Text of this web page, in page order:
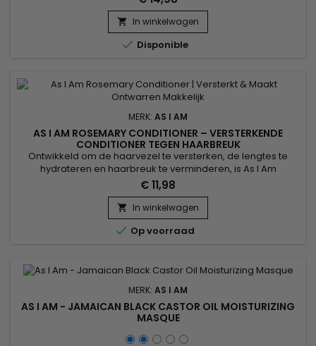
haar op zoek is naar extra hydratatie, voed je je haar met
een dagelijkse portie vochtige melk. &nbsp;As I Am -
Moisture Milk zit vol met enkele van de beste verzachtende...
 In winkelwagen
 Disponible
MERK: AS I AM
AS I AM ROSEMARY CONDITIONER – VERSTERKENDE
CONDITIONER TEGEN HAARBREUK
Ontwikkeld om de haarvezel te versterken, de lengtes te
hydrateren en haarbreuk te verminderen, is As I Am
Rosemary Conditioner een versterkende conditioner met
rozemarijn die ideaal is voor verzwakt, fijn, krullend of dunner
wordend haar. De formule verzacht, disciplineert en
vergemakkelijkt het ontwarren zonder het haar te verzwaren.
Verrijkt met...
€ 11,98
 In winkelwagen
 Op voorraad
MERK: AS I AM
AS I AM - JAMAICAN BLACK CASTOR OIL MOISTURIZING
MASQUE